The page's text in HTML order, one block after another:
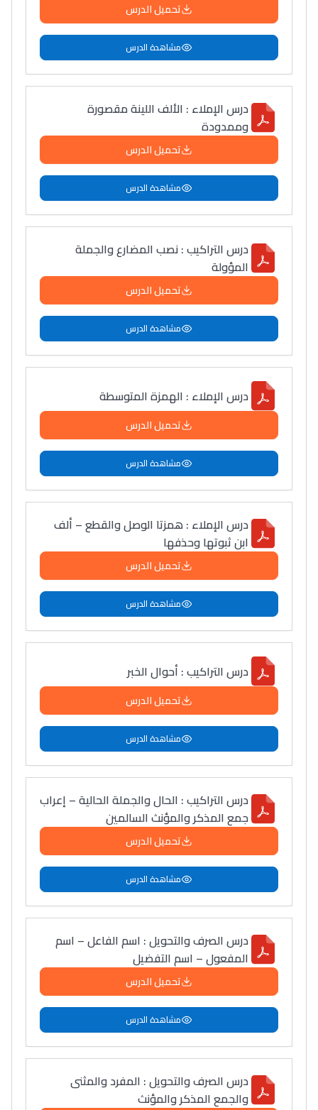
تحميل الدرس
مشاهدة الدرس
درس الإملاء : الألف اللينة مقصورة
وممدودة
تحميل الدرس
مشاهدة الدرس
درس التراكيب : نصب المضارع والجملة
المؤولة
تحميل الدرس
مشاهدة الدرس
درس الإملاء : الهمزة المتوسطة
تحميل الدرس
مشاهدة الدرس
درس الإملاء : همزتا الوصل والقطع – ألف
ابن ثبوتها وحذفها
تحميل الدرس
مشاهدة الدرس
درس التراكيب : أحوال الخبر
تحميل الدرس
مشاهدة الدرس
درس التراكيب : الحال والجملة الحالية – إعراب
جمع المذكر والمؤنث السالمين
تحميل الدرس
مشاهدة الدرس
درس الصرف والتحويل : اسم الفاعل – اسم
المفعول – اسم التفضيل
تحميل الدرس
مشاهدة الدرس
درس الصرف والتحويل : المفرد والمثنى
والجمع المذكر والمؤنث